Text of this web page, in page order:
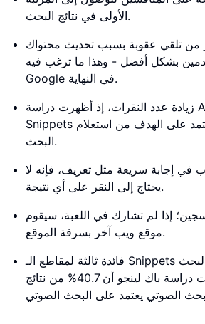
الأولى في نتائج البحث.
تلقي عقوبة بسبب تحديث محتواك
بشكل أفضل - وهذا ما ترغب فيه
Google في النهاية.
زيادة عدد النقرات، إذ أظهرت دراسة AHF عن مقاطع الـ
Snippets أن معدل النقر يعتمد على الهدف من استعلام
البحث.
في إجابة سريعة مثل تعريف، فإنه لا
يحتاج إلى النقر على أي نتيجة.
إذا لم تشارك في اللعبة، سيقوم
موقع ويب آخر بسرقة الموقع.
فائدة ثالثة لمقاطع الـ Snippets المميزة هي تهيئتك لبحث
الصوتي، وأظهرت دراسة باك لينجو أن 40.7% من نتائج